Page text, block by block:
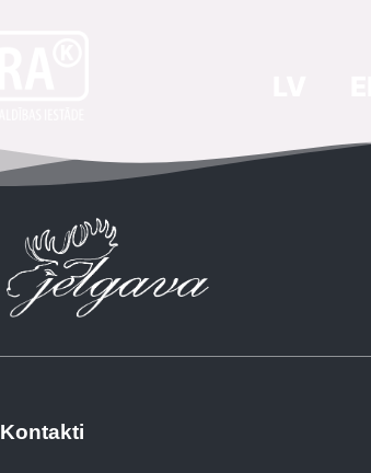
Kontakti